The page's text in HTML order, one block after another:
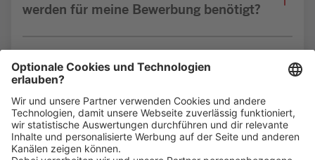
werden für meine Bewerbung benötigt?
Bin ich für die Stelle geeignet?